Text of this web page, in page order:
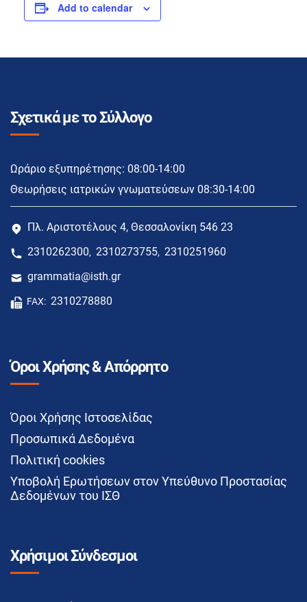
Add to calendar
Σχετικά με το Σύλλογο
Ωράριο εξυπηρέτησης: 08:00-14:00
Θεωρήσεις ιατρικών γνωματεύσεων 08:30-14:00
Πλ. Αριστοτέλους 4, Θεσσαλονίκη 546 23
2310262300, 2310273755, 2310251960
grammatia@isth.gr
FAX: 2310278880
Όροι Χρήσης & Απόρρητο
Όροι Χρήσης Ιστοσελίδας
Προσωπικά Δεδομένα
Πολιτική cookies
Υποβολή Ερωτήσεων στον Υπεύθυνο Προστασίας
Δεδομένων του ΙΣΘ
Χρήσιμοι Σύνδεσμοι